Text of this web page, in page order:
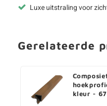
Luxe uitstraling voor
Gerelateerde
kleur -